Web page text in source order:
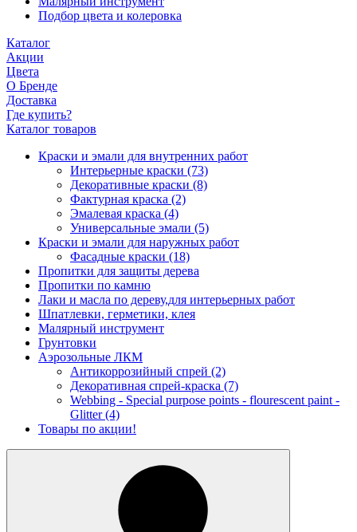
Подбор цвета и колеровка
Каталог
Акции
Цвета
О Бренде
Доставка
Где купить?
Каталог товаров
Краски и эмали для внутренних работ
Интерьерные краски (73)
Декоративные краски (8)
Фактурная краска (2)
Эмалевая краска (4)
Универсальные эмали (5)
Краски и эмали для наружных работ
Фасадные краски (18)
Пропитки для защиты дерева
Пропитки по камню
Лаки и масла по дереву,для интерьерных работ
Шпатлевки, герметики, клея
Малярный инструмент
Грунтовки
Аэрозольные ЛКМ
Антикоррозийный спрей (2)
Декоративная спрей-краска (7)
Webbing - Special purpose points - flourescent paint -
Glitter (4)
Товары по акции!